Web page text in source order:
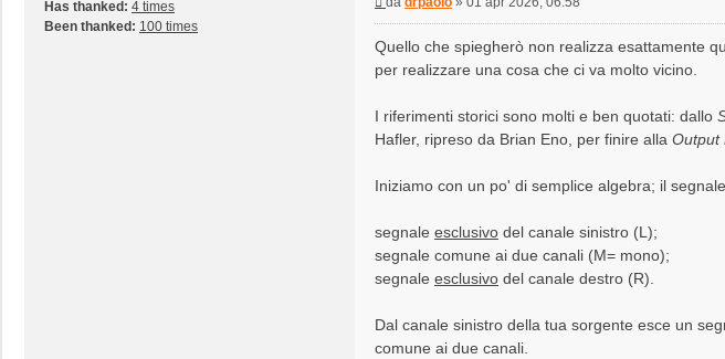
Has thanked: 4 times
Been thanked: 100 times
Quello che spiegherò non realizza esattamente
per realizzare una cosa che ci va molto vicino.
I riferimenti storici sono molti e ben quotati: dallo
Hafler, ripreso da Brian Eno, per finire alla Output
Iniziamo con un po' di semplice algebra; il
segnale esclusivo del canale sinistro (L);
segnale comune ai due canali (M= mono);
segnale esclusivo del canale destro (R).
Dal canale sinistro della tua sorgente esce un
comune ai due canali.